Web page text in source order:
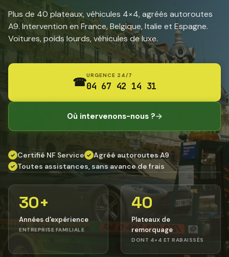
Plus de 40 plateaux, véhicules 4×4, agréés autoroutes
A9. Intervention en France, Belgique, Italie et Espagne.
Voitures, poids lourds, véhicules de luxe.
☎URGENCE 24/7
04 67 42 14 31
Où intervenons-nous ?→
✓ Certifié NF Service ✓ Agréé autoroutes A9
✓ Toutes assistances, sans avance de frais
30+
Années d'expérience
ENTREPRISE FAMILIALE
40
Plateaux de
remorquage
DONT 4×4 ET RABAISSÉS